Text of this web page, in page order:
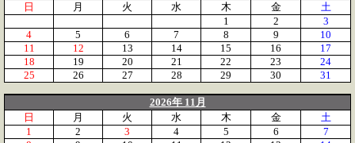
日
月 火 水 木 金
土
1
2
3
4
5 6 7 8 9
10
11
12 13 14 15 16
17
18
19 20 21 22 23
24
25
26 27 28 29 30 31
2026年 11月
日
月 火 水 木 金
土
1
2 3 4 5 6
7